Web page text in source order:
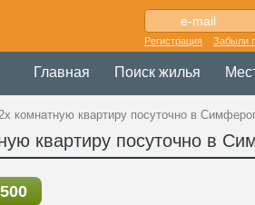
Регистрация Забыли
Главная Поиск жилья
комнатную квартиру посуточно в
квартиру посуточно в
500